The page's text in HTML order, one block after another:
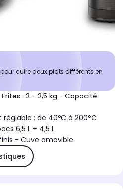
cuire deux plats différents en
: 2 - 2,5 kg - Capacité
: de 40°C à 200°C
6,5 L + 4,5 L
- Cuve amovible